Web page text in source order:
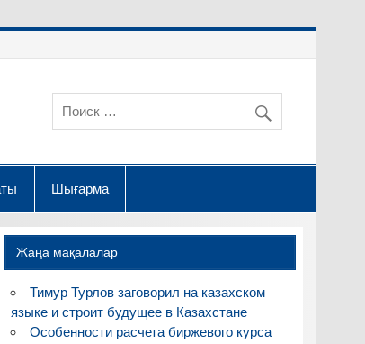
Шығарма
Жаңа мақалалар
Тимур Турлов заговорил на казахском
языке и строит будущее в Казахстане
Особенности расчета биржевого курса